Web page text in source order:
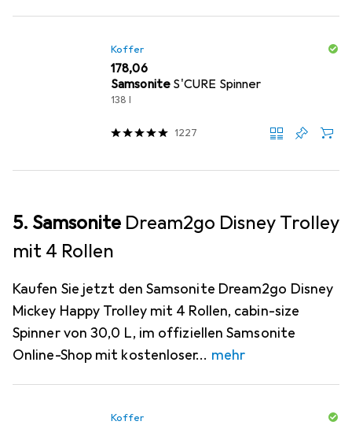
Koffer
EUR
178,06
Samsonite S'CURE Spinner
138 l
1227
5. Samsonite Dream2go Disney Trolley
mit 4 Rollen
Kaufen Sie jetzt den Samsonite Dream2go Disney
Mickey Happy Trolley mit 4 Rollen, cabin-size
Spinner von 30,0 L, im offiziellen Samsonite
Online-Shop mit kostenloser
mehr
Koffer